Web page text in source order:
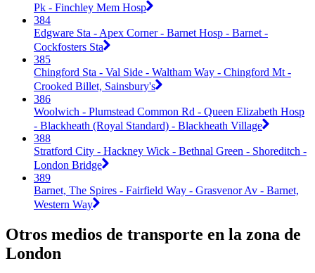
Pk - Finchley Mem Hosp
384
Edgware Sta - Apex Corner - Barnet Hosp - Barnet -
Cockfosters Sta
385
Chingford Sta - Val Side - Waltham Way - Chingford Mt -
Crooked Billet, Sainsbury's
386
Woolwich - Plumstead Common Rd - Queen Elizabeth Hosp
- Blackheath (Royal Standard) - Blackheath Village
388
Stratford City - Hackney Wick - Bethnal Green - Shoreditch -
London Bridge
389
Barnet, The Spires - Fairfield Way - Grasvenor Av - Barnet,
Western Way
Otros medios de transporte en la zona de
London